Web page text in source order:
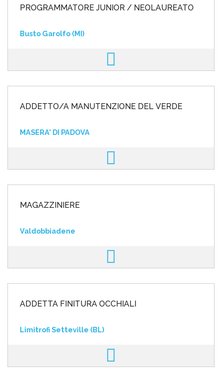
PROGRAMMATORE JUNIOR / NEOLAUREATO
Busto Garolfo (MI)
ADDETTO/A MANUTENZIONE DEL VERDE
MASERA' DI PADOVA
MAGAZZINIERE
Valdobbiadene
ADDETTA FINITURA OCCHIALI
Limitrofi Setteville (BL)